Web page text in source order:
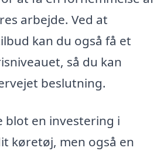
arbejde. Ved at
kan du også få et
så du kan
beslutning.
blot en investering i
køretøj, men også en